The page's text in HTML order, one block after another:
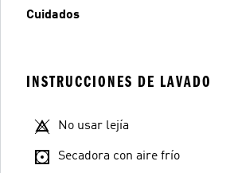
Cuidados
INSTRUCCIONES DE LAVADO
No usar lejía
Secadora con aire frío